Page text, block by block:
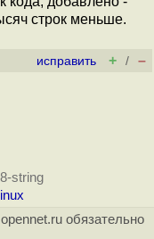
строк меньше.
исправить + / –
string
linux
обязательно